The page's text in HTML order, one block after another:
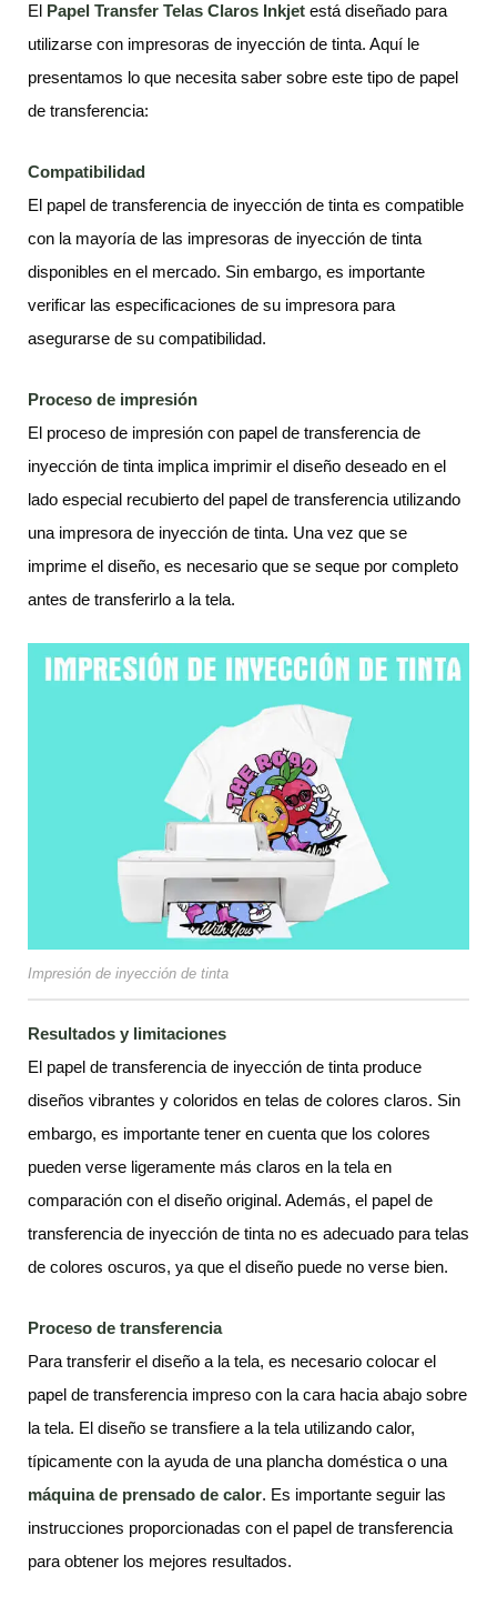
El Papel Transfer Telas Claros Inkjet está diseñado para
utilizarse con impresoras de inyección de tinta. Aquí le
presentamos lo que necesita saber sobre este tipo de papel
de transferencia:
Compatibilidad
El papel de transferencia de inyección de tinta es compatible
con la mayoría de las impresoras de inyección de tinta
disponibles en el mercado. Sin embargo, es importante
verificar las especificaciones de su impresora para
asegurarse de su compatibilidad.
Proceso de impresión
El proceso de impresión con papel de transferencia de
inyección de tinta implica imprimir el diseño deseado en el
lado especial recubierto del papel de transferencia utilizando
una impresora de inyección de tinta. Una vez que se
imprime el diseño, es necesario que se seque por completo
antes de transferirlo a la tela.
Impresión de inyección de tinta
Resultados y limitaciones
El papel de transferencia de inyección de tinta produce
diseños vibrantes y coloridos en telas de colores claros. Sin
embargo, es importante tener en cuenta que los colores
pueden verse ligeramente más claros en la tela en
comparación con el diseño original. Además, el papel de
transferencia de inyección de tinta no es adecuado para telas
de colores oscuros, ya que el diseño puede no verse bien.
Proceso de transferencia
Para transferir el diseño a la tela, es necesario colocar el
papel de transferencia impreso con la cara hacia abajo sobre
la tela. El diseño se transfiere a la tela utilizando calor,
típicamente con la ayuda de una plancha doméstica o una
máquina de prensado de calor. Es importante seguir las
instrucciones proporcionadas con el papel de transferencia
para obtener los mejores resultados.